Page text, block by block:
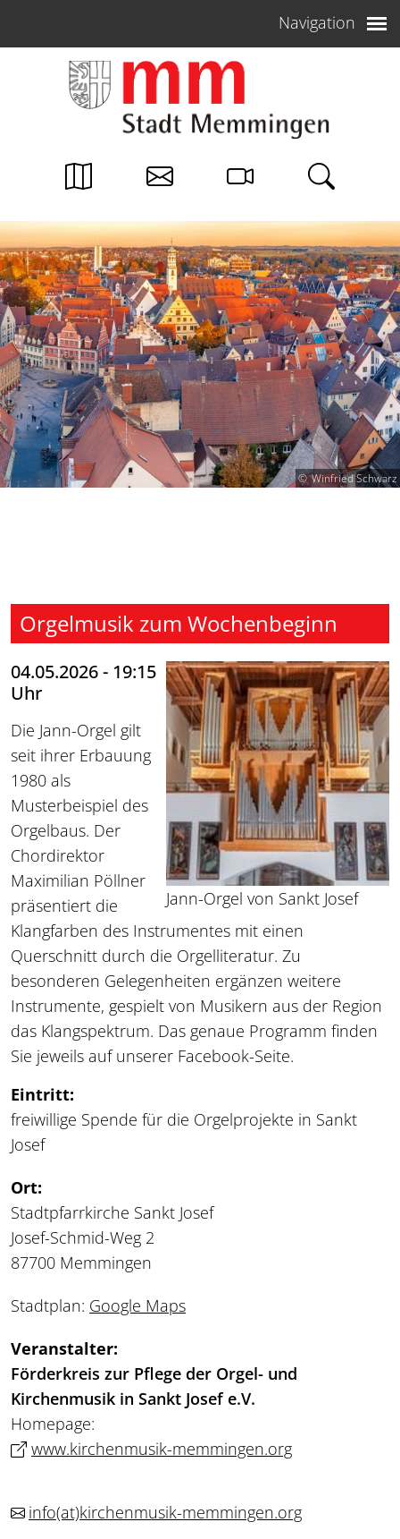
Navigation
Winfried Schwarz
Orgelmusik zum Wochenbeginn
Jann-Orgel von Sankt Josef
04.05.2026 - 19:15
Uhr
Die Jann-Orgel gilt
seit ihrer Erbauung
1980 als
Musterbeispiel des
Orgelbaus. Der
Chordirektor
Maximilian Pöllner
präsentiert die
Klangfarben des Instrumentes mit einen
Querschnitt durch die Orgelliteratur. Zu
besonderen Gelegenheiten ergänzen weitere
Instrumente, gespielt von Musikern aus der Region
das Klangspektrum. Das genaue Programm finden
Sie jeweils auf unserer Facebook-Seite.
Eintritt:
freiwillige Spende für die Orgelprojekte in Sankt
Josef
Ort:
Stadtpfarrkirche Sankt Josef
Josef-Schmid-Weg 2
87700 Memmingen
Stadtplan: Google Maps
Veranstalter:
Förderkreis zur Pflege der Orgel- und
Kirchenmusik in Sankt Josef e.V.
Homepage:
www.kirchenmusik-memmingen.org
info(at)kirchenmusik-memmingen.org